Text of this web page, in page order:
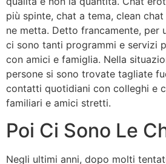
più spinte, chat a tema, clean
ne metta. Detto francamente, per
ci sono tanti programmi e servizi
con amici e famiglia. Nella
persone si sono trovate tagliate
contatti quotidiani con colleghi e
familiari e amici stretti.
Poi Ci Sono Le
Negli ultimi anni, dopo molti